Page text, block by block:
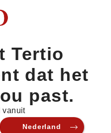
Tertio
dat het
past.
vanuit
Nederland